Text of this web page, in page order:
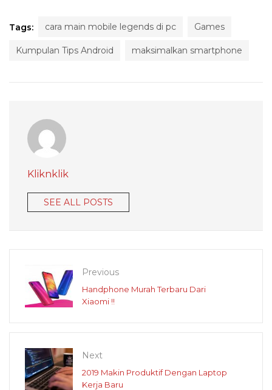
Tags: cara main mobile legends di pc Games
Kumpulan Tips Android maksimalkan smartphone
Kliknklik
SEE ALL POSTS
Previous
Handphone Murah Terbaru Dari
Xiaomi !!
Next
2019 Makin Produktif Dengan Laptop
Kerja Baru